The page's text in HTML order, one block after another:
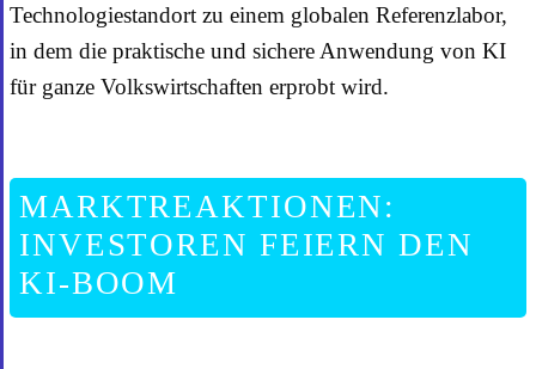
Technologiestandort zu einem globalen Referenzlabor,
in dem die praktische und sichere Anwendung von KI
für ganze Volkswirtschaften erprobt wird.
MARKTREAKTIONEN:
INVESTOREN FEIERN DEN
KI-BOOM